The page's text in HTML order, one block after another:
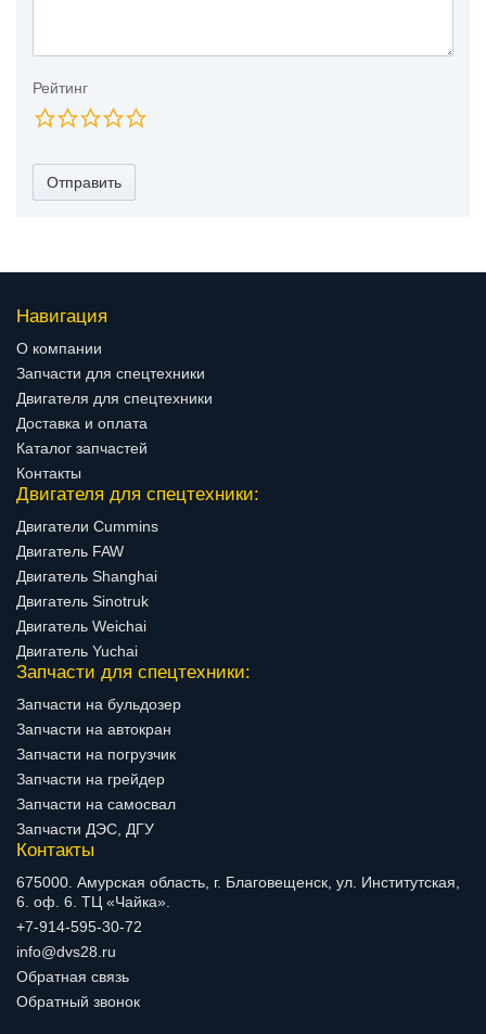
Рейтинг
Отправить
Навигация
О компании
Запчасти для спецтехники
Двигателя для спецтехники
Доставка и оплата
Каталог запчастей
Контакты
Двигателя для спецтехники:
Двигатели Cummins
Двигатель FAW
Двигатель Shanghai
Двигатель Sinotruk
Двигатель Weichai
Двигатель Yuchai
Запчасти для спецтехники:
Запчасти на бульдозер
Запчасти на автокран
Запчасти на погрузчик
Запчасти на грейдер
Запчасти на самосвал
Запчасти ДЭС, ДГУ
Контакты
675000. Амурская область, г. Благовещенск, ул. Институтская,
6. оф. 6. ТЦ «Чайка».
+7-914-595-30-72
info@dvs28.ru
Обратная связь
Обратный звонок